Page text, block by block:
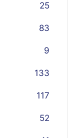
25
83
9
133
117
52